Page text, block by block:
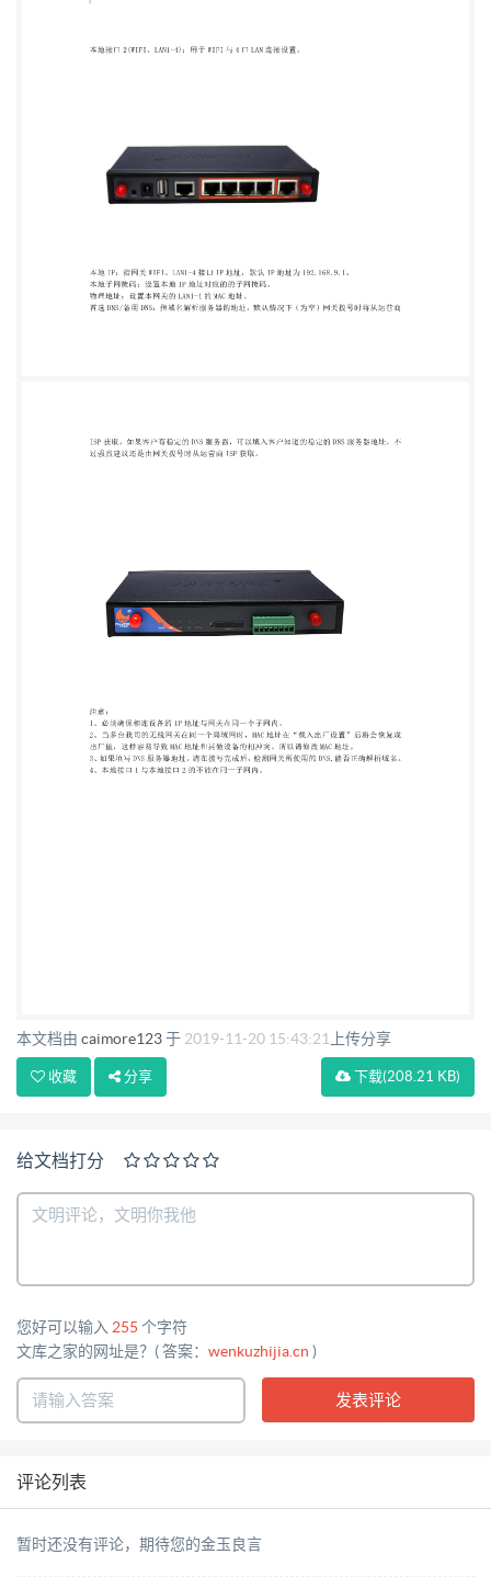
本文档由 caimore123于 2019-11-20 15:43:21 上传分享
下载(208.21 KB)
收藏 分享
给文档打分
您好可以输入 255 个字符
文库之家的网址是？( 答案： wenkuzhijia.cn )
评论列表
暂时还没有评论，期待您的金玉良言